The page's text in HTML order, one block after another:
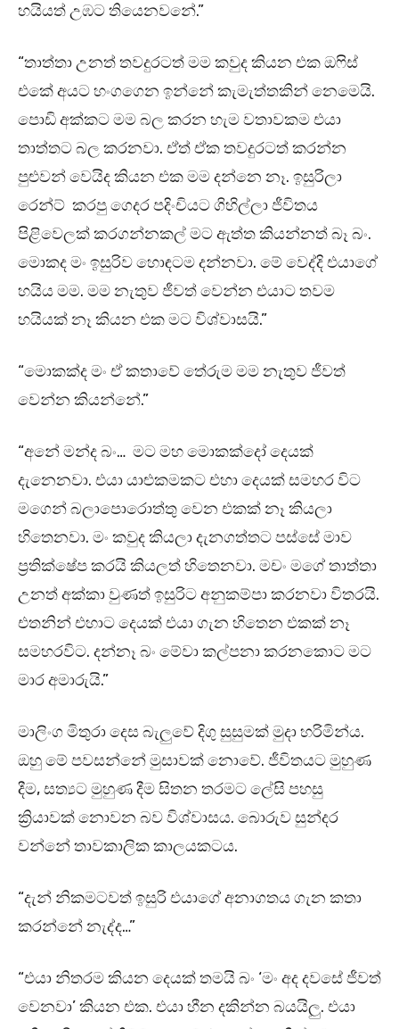
හයියත් උඹට තියෙනවනේ.”
“තාත්තා උනත් තවදුරටත් මම කවුද කියන එක ඔෆිස්
එකේ අයට හංගගෙන ඉන්නේ කැමැත්තකින් නෙමෙයි.
පොඩි අක්කට මම බල කරන හැම වතාවකම එයා
තාත්තට බල කරනවා. ඒත් ඒක තවදුරටත් කරන්න
පුළුවන් වෙයිද කියන එක මම දන්නෙ නෑ. ඉසුරිලා
රෙන්ට් කරපු ගෙදර පදිංචියට ගිහිල්ලා ජීවිතය
පිළිවෙලක් කරගන්නකල් මට ඇත්ත කියන්නත් බෑ බං.
මොකද මං ඉසුරිව හොඳටම දන්නවා. මේ වෙද්දි එයාගේ
හයිය මම. මම නැතුව ජීවත් වෙන්න එයාට තවම
හයියක් නෑ කියන එක මට විශ්වාසයි.”
“මොකක්ද මං ඒ කතාවේ තේරුම මම නැතුව ජීවත්
වෙන්න කියන්නේ.”
“අනේ මන්ද බං… මට මහ මොකක්දෝ දෙයක්
දැනෙනවා. එයා යාළුකමකට එහා දෙයක් සමහර විට
මගෙන් බලාපොරොත්තු වෙන එකක් නෑ කියලා
හිතෙනවා. මං කවුද කියලා දැනගත්තට පස්සේ මාව
ප්‍රතික්ෂේප කරයි කියලත් හිතෙනවා. මචං මගේ තාත්තා
උනත් අක්කා වුණත් ඉසුරිට අනුකම්පා කරනවා විතරයි.
එතනින් එහාට දෙයක් එයා ගැන හිතෙන එකක් නෑ
සමහරවිට. දන්නෑ බං මේවා කල්පනා කරනකොට මට
මාර අමාරුයි.”
මාලිංග මිතුරා දෙස බැලුවේ දිගු සුසුමක් මුදා හරිමින්ය.
ඔහු මේ පවසන්නේ මුසාවක් නොවේ. ජීවිතයට මුහුණ
දීම, සත්‍යට මුහුණ දීම සිතන තරමට ලේසි පහසු
ක්‍රියාවක් නොවන බව විශ්වාසය. බොරුව සුන්දර
වන්නේ තාවකාලික කාලයකටය.
“දැන් නිකමටවත් ඉසුරි එයාගේ අනාගතය ගැන කතා
කරන්නේ නැද්ද…”
“එයා නිතරම කියන දෙයක් තමයි බං ‘මං අද දවසේ ජීවත්
වෙනවා’ කියන එක. එයා හීන දකින්න බයයිලු. එයා